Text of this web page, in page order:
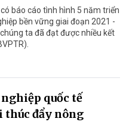
báo cáo tình hình 5 năm triển
bền vững giai đoạn 2021 -
ta đã đạt được nhiều kết
quốc tế
thúc đẩy nông